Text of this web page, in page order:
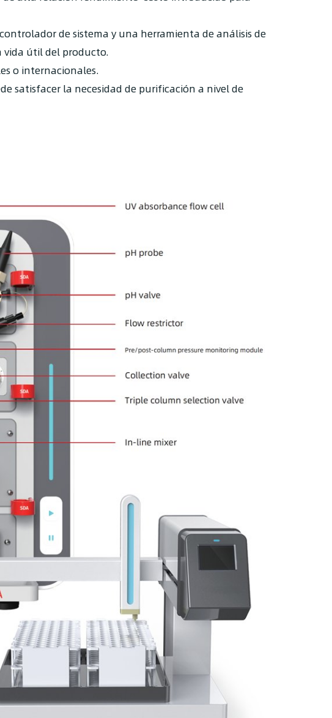
de sistema y una herramienta de análisis de
útil del producto.
o internacionales.
satisfacer la necesidad de purificación a nivel de